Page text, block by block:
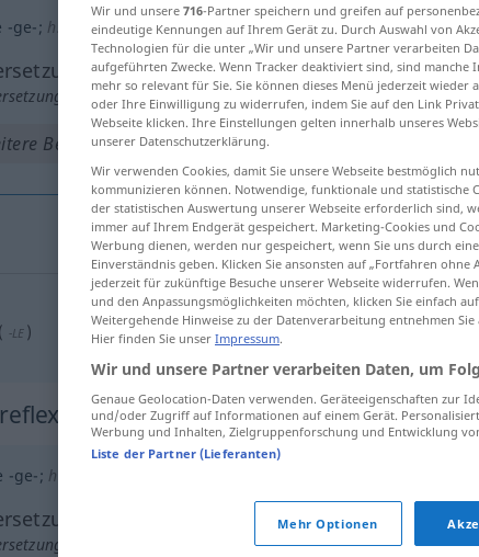
-ge-; h.
anklicken/antippen)
Beispiele...
versehenAmt,
( -LE ) versehen mit
Verb
-ge-; h.
anklicken/antippen)
Wir und unsere 716-Partner speichern und greifen auf
eindeutige Kennungen auf Ihrem Gerät zu. Durch Auswahl von
Technologien für die unter „Wir und unsere Partner verarbeiten
aufgeführten Zwecke. Wenn Tracker deaktiviert sind, sind
mehr so relevant für Sie. Sie können dieses Menü jederzeit
oder Ihre Einwilligung zu widerrufen, indem Sie auf den Link
Webseite klicken. Ihre Einstellungen gelten innerhalb unseres
unserer Datenschutzerklärung.
Wir verwenden Cookies, damit Sie unsere Webseite bestmöglich
kommunizieren können. Notwendige, funktionale und statistische
der statistischen Auswertung unserer Webseite erforderlich sind,
immer auf Ihrem Endgerät gespeichert. Marketing-Cookies und
Werbung dienen, werden nur gespeichert, wenn Sie uns durch
Einverständnis geben. Klicken Sie ansonsten auf „Fortfahren
jederzeit für zukünftige Besuche unserer Webseite widerrufen.
und den Anpassungsmöglichkeiten möchten, klicken Sie einfach
Weitergehende Hinweise zu der Datenverarbeitung entnehmen
Hier finden Sie unser Impressum.
Wir und unsere Partner verarbeiten Daten, um
Genaue Geolocation-Daten verwenden. Geräteeigenschaften zur
und/oder Zugriff auf Informationen auf einem Gerät.
Werbung und Inhalten, Zielgruppenforschung und Entwicklung
Liste der Partner (Lieferanten)
Mehr Optionen